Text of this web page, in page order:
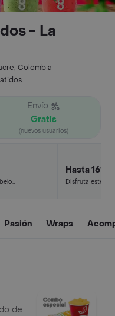
- La
Colombia
Envío
Gratis
(nuevos usuarios)
Hasta 16%
Disfruta este
Pasión Wraps
de